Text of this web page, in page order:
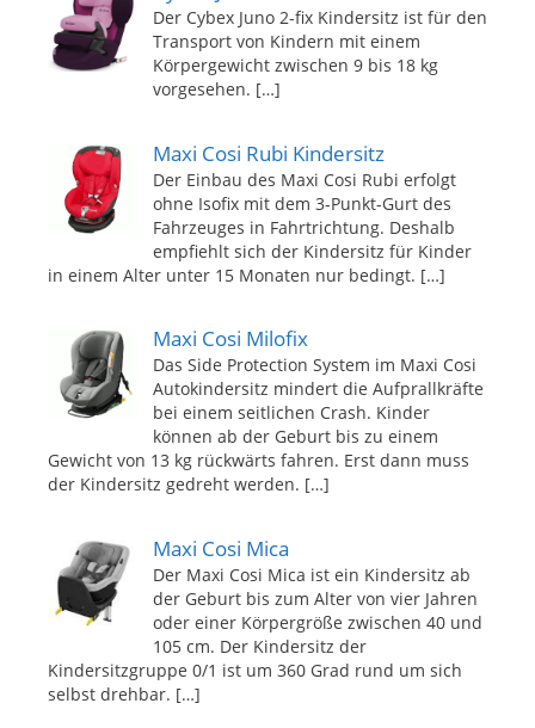
Der Cybex Juno 2-fix Kindersitz ist für den
Transport von Kindern mit einem
Körpergewicht zwischen 9 bis 18 kg
vorgesehen. […]
Maxi Cosi Rubi Kindersitz
Der Einbau des Maxi Cosi Rubi erfolgt
ohne Isofix mit dem 3-Punkt-Gurt des
Fahrzeuges in Fahrtrichtung. Deshalb
empfiehlt sich der Kindersitz für Kinder
in einem Alter unter 15 Monaten nur bedingt. […]
Maxi Cosi Milofix
Das Side Protection System im Maxi Cosi
Autokindersitz mindert die Aufprallkräfte
bei einem seitlichen Crash. Kinder
können ab der Geburt bis zu einem
Gewicht von 13 kg rückwärts fahren. Erst dann muss
der Kindersitz gedreht werden. […]
Maxi Cosi Mica
Der Maxi Cosi Mica ist ein Kindersitz ab
der Geburt bis zum Alter von vier Jahren
oder einer Körpergröße zwischen 40 und
105 cm. Der Kindersitz der
Kindersitzgruppe 0/1 ist um 360 Grad rund um sich
selbst drehbar. […]